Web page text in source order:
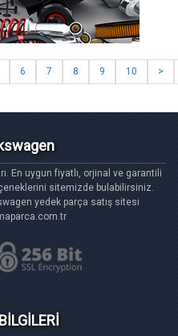
6 7 8 9 10 >
En uygun fiyatlı, orjinal ve garantili
sitemizde bulabilirsiniz.
yedek parça satış sitesi